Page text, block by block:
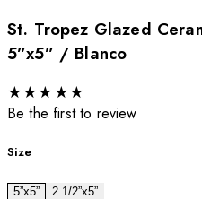
St. Tropez Glazed
5”x5” / Blanco
★★★ ★★
Be the first to review
Size
5”x5” 2 1/2”x5”